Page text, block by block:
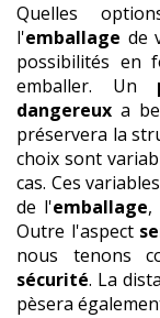
Quelles
l'emballage de
possibilités en
emballer. Un
dangereuxa
préservera la
choix sont
cas. Ces
de l'emballage,
Outre l'aspect
nous tenons
sécurité. La
pèsera